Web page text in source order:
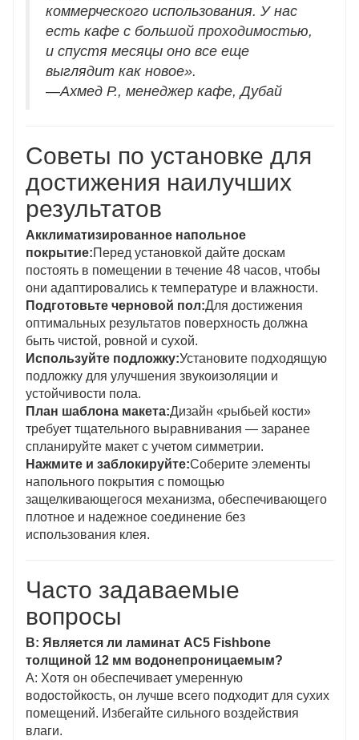
коммерческого использования. У нас
есть кафе с большой проходимостью,
и спустя месяцы оно все еще
выглядит как новое».
—Ахмед Р., менеджер кафе, Дубай
Советы по установке для
достижения наилучших
результатов
Акклиматизированное напольное
покрытие:Перед установкой дайте доскам
постоять в помещении в течение 48 часов, чтобы
они адаптировались к температуре и влажности.
Подготовьте черновой пол:Для достижения
оптимальных результатов поверхность должна
быть чистой, ровной и сухой.
Используйте подложку:Установите подходящую
подложку для улучшения звукоизоляции и
устойчивости пола.
План шаблона макета:Дизайн «рыбьей кости»
требует тщательного выравнивания — заранее
спланируйте макет с учетом симметрии.
Нажмите и заблокируйте:Соберите элементы
напольного покрытия с помощью
защелкивающегося механизма, обеспечивающего
плотное и надежное соединение без
использования клея.
Часто задаваемые
вопросы
В: Является ли ламинат AC5 Fishbone
толщиной 12 мм водонепроницаемым?
A: Хотя он обеспечивает умеренную
водостойкость, он лучше всего подходит для сухих
помещений. Избегайте сильного воздействия
влаги.